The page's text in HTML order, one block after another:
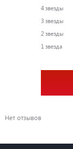
4 звезды
3 звезды
2 звезды
1 звезда
Нет отзывов